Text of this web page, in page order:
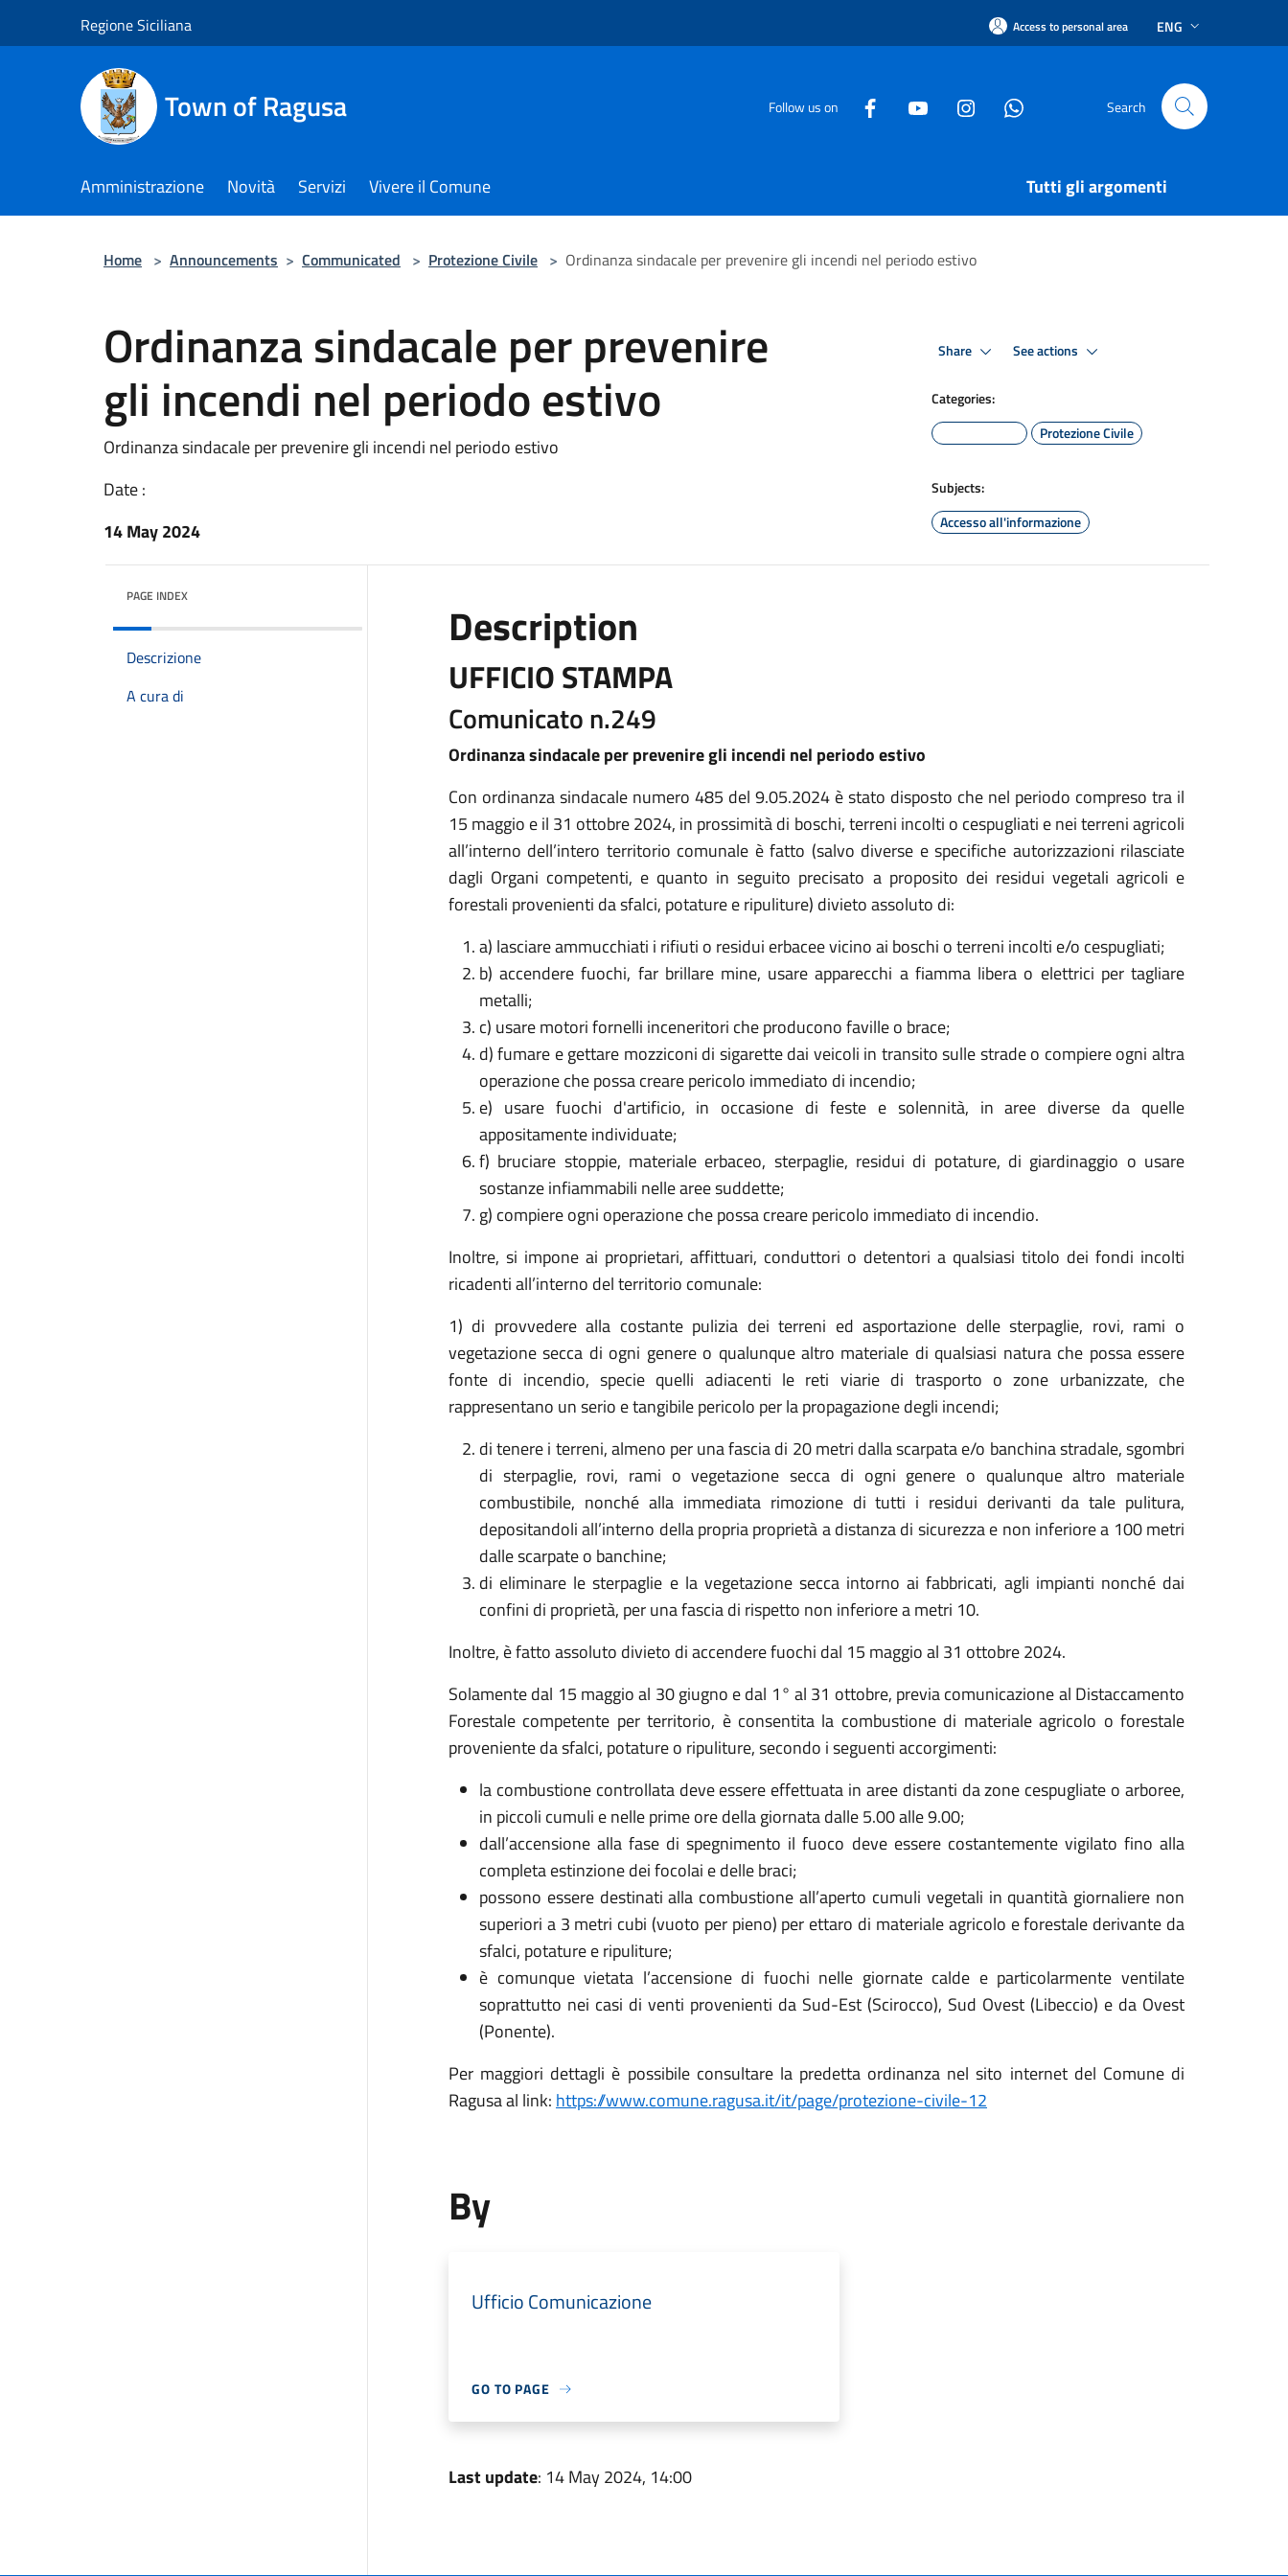
Regione Siciliana Access to personal area ENG
Town of Ragusa Follow us on Search
Amministrazione Novità Servizi Vivere il Comune Tutti gli argomenti
Home > Announcements > Communicated > Protezione Civile > Ordinanza sindacale per prevenire gli incendi nel periodo estivo
Ordinanza sindacale per prevenire
gli incendi nel periodo estivo
Ordinanza sindacale per prevenire gli incendi nel periodo estivo
Date :
14 May 2024
Share See actions
Categories:
Protezione Civile
Subjects:
Accesso all'informazione
PAGE INDEX
Descrizione
A cura di
Description
UFFICIO STAMPA
Comunicato n.249
Ordinanza sindacale per prevenire gli incendi nel periodo estivo
Con ordinanza sindacale numero 485 del 9.05.2024 è stato disposto che nel periodo compreso tra il
15 maggio e il 31 ottobre 2024, in prossimità di boschi, terreni incolti o cespugliati e nei terreni agricoli
all’interno dell’intero territorio comunale è fatto (salvo diverse e specifiche autorizzazioni rilasciate
dagli Organi competenti, e quanto in seguito precisato a proposito dei residui vegetali agricoli e
forestali provenienti da sfalci, potature e ripuliture) divieto assoluto di:
a) lasciare ammucchiati i rifiuti o residui erbacee vicino ai boschi o terreni incolti e/o cespugliati;
b) accendere fuochi, far brillare mine, usare apparecchi a fiamma libera o elettrici per tagliare
metalli;
c) usare motori fornelli inceneritori che producono faville o brace;
d) fumare e gettare mozziconi di sigarette dai veicoli in transito sulle strade o compiere ogni altra
operazione che possa creare pericolo immediato di incendio;
e) usare fuochi d'artificio, in occasione di feste e solennità, in aree diverse da quelle
appositamente individuate;
f) bruciare stoppie, materiale erbaceo, sterpaglie, residui di potature, di giardinaggio o usare
sostanze infiammabili nelle aree suddette;
g) compiere ogni operazione che possa creare pericolo immediato di incendio.
Inoltre, si impone ai proprietari, affittuari, conduttori o detentori a qualsiasi titolo dei fondi incolti
ricadenti all’interno del territorio comunale:
1) di provvedere alla costante pulizia dei terreni ed asportazione delle sterpaglie, rovi, rami o
vegetazione secca di ogni genere o qualunque altro materiale di qualsiasi natura che possa essere
fonte di incendio, specie quelli adiacenti le reti viarie di trasporto o zone urbanizzate, che
rappresentano un serio e tangibile pericolo per la propagazione degli incendi;
di tenere i terreni, almeno per una fascia di 20 metri dalla scarpata e/o banchina stradale, sgombri
di sterpaglie, rovi, rami o vegetazione secca di ogni genere o qualunque altro materiale
combustibile, nonché alla immediata rimozione di tutti i residui derivanti da tale pulitura,
depositandoli all’interno della propria proprietà a distanza di sicurezza e non inferiore a 100 metri
dalle scarpate o banchine;
di eliminare le sterpaglie e la vegetazione secca intorno ai fabbricati, agli impianti nonché dai
confini di proprietà, per una fascia di rispetto non inferiore a metri 10.
Inoltre, è fatto assoluto divieto di accendere fuochi dal 15 maggio al 31 ottobre 2024.
Solamente dal 15 maggio al 30 giugno e dal 1° al 31 ottobre, previa comunicazione al Distaccamento
Forestale competente per territorio, è consentita la combustione di materiale agricolo o forestale
proveniente da sfalci, potature o ripuliture, secondo i seguenti accorgimenti:
la combustione controllata deve essere effettuata in aree distanti da zone cespugliate o arboree,
in piccoli cumuli e nelle prime ore della giornata dalle 5.00 alle 9.00;
dall’accensione alla fase di spegnimento il fuoco deve essere costantemente vigilato fino alla
completa estinzione dei focolai e delle braci;
possono essere destinati alla combustione all’aperto cumuli vegetali in quantità giornaliere non
superiori a 3 metri cubi (vuoto per pieno) per ettaro di materiale agricolo e forestale derivante da
sfalci, potature e ripuliture;
è comunque vietata l’accensione di fuochi nelle giornate calde e particolarmente ventilate
soprattutto nei casi di venti provenienti da Sud-Est (Scirocco), Sud Ovest (Libeccio) e da Ovest
(Ponente).
Per maggiori dettagli è possibile consultare la predetta ordinanza nel sito internet del Comune di
Ragusa al link: https://www.comune.ragusa.it/it/page/protezione-civile-12
By
Ufficio Comunicazione
GO TO PAGE
Last update: 14 May 2024, 14:00